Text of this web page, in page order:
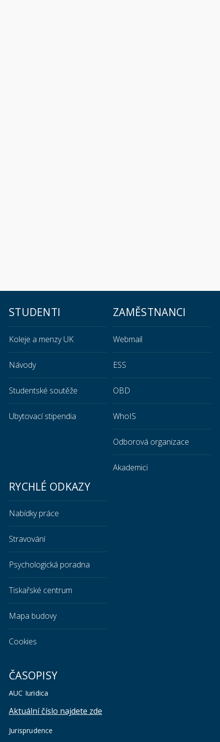
STUDENTI
Koleje a menzy UK
Návody
Studentské soutěže
Ubytovací stipendia
ZAMĚSTNANCI
Webmail
ESS
OBD
WhoIS
Odborová organizace
Akademici
RYCHLÉ ODKAZY
Nabídky práce
Stravování
Psychologická poradna
Tiskařské centrum
Mapa budovy
Cookies
ČASOPISY
AUC Iuridica
Aktuální číslo najdete zde
Jurisprudence